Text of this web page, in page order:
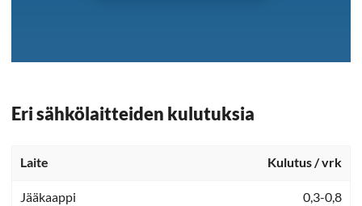
Eri sähkölaitteiden kulutuksia
Laite Kulutus / vrk
Jääkaappi 0,3-0,8